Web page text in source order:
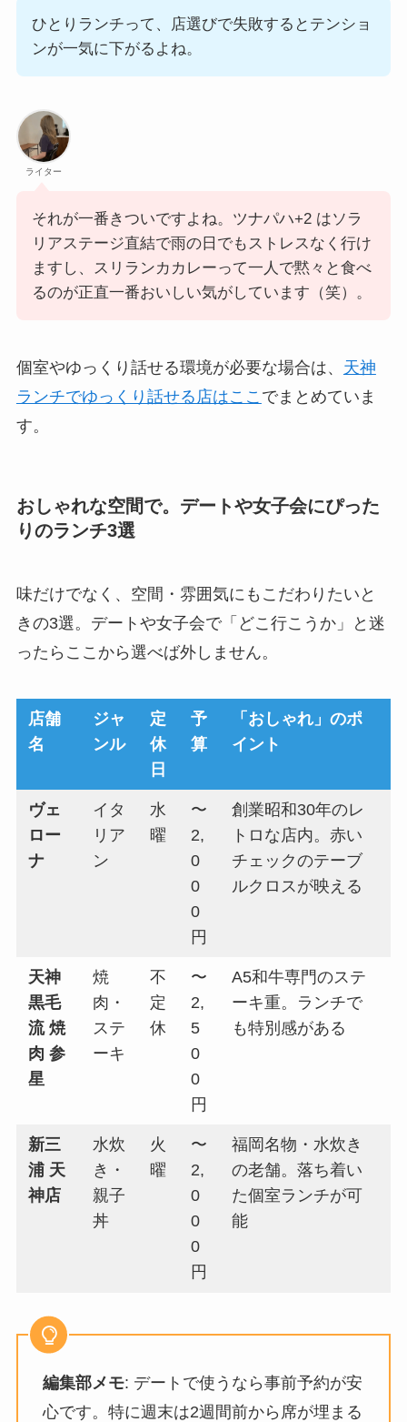
ひとりランチって、店選びで失敗するとテンショ
ンが一気に下がるよね。
ライター
それが一番きついですよね。ツナパハ+2 はソラ
リアステージ直結で雨の日でもストレスなく行け
ますし、スリランカカレーって一人で黙々と食べ
るのが正直一番おいしい気がしています（笑）。
個室やゆっくり話せる環境が必要な場合は、 天神
ランチでゆっくり話せる店はここ でまとめていま
す。
おしゃれな空間で。デートや女子会にぴった
りのランチ3選
味だけでなく、空間・雰囲気にもこだわりたいと
きの3選。デートや女子会で「どこ行こうか」と迷
ったらここから選べば外しません。
店舗
名
ジャ
ンル
定
休
日
予
算
「おしゃれ」のポ
イント
ヴェ
ロー
ナ
イタ
リア
ン
水
曜
〜
2,
0
0
0
円
創業昭和30年のレ
トロな店内。赤い
チェックのテーブ
ルクロスが映える
天神
黒毛
流 焼
肉 参
星
焼
肉・
ステ
ーキ
不
定
休
〜
2,
5
0
0
円
A5和牛専門のステ
ーキ重。ランチで
も特別感がある
新三
浦 天
神店
水炊
き・
親子
丼
火
曜
〜
2,
0
0
0
円
福岡名物・水炊き
の老舗。落ち着い
た個室ランチが可
能
編集部メモ: デートで使うなら事前予約が安
心です。特に週末は2週間前から席が埋まる